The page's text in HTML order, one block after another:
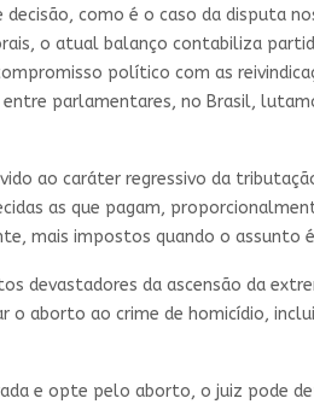
como é o caso da disputa
o atual balanço contabiliza
político com as
parlamentares, no Brasil,
ao caráter regressivo da
as que pagam,
mais impostos quando o assunto
devastadores da ascensão da
o aborto ao crime de homicídio,
e opte pelo aborto, o juiz pode